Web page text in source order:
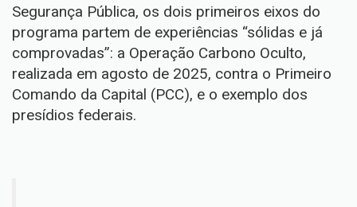
Segurança Pública, os dois primeiros eixos do
programa partem de experiências “sólidas e já
comprovadas”: a Operação Carbono Oculto,
realizada em agosto de 2025, contra o Primeiro
Comando da Capital (PCC), e o exemplo dos
presídios federais.